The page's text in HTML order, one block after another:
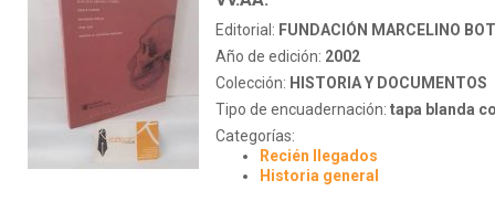
Editorial: FUNDACIÓN MARCELINO
Año de edición: 2002
Colección: HISTORIA Y DOCUMENTOS
Tipo de encuadernación: tapa blanda
Categorías:
Recién llegados
Historia general